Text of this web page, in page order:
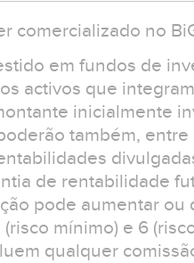
comercializado no
em fundos de
activos que
inicialmente
também,
de rentabilidade
pode aumentar
mínimo) e 6
qualquer